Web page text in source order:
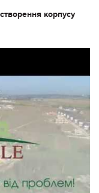
корпусу